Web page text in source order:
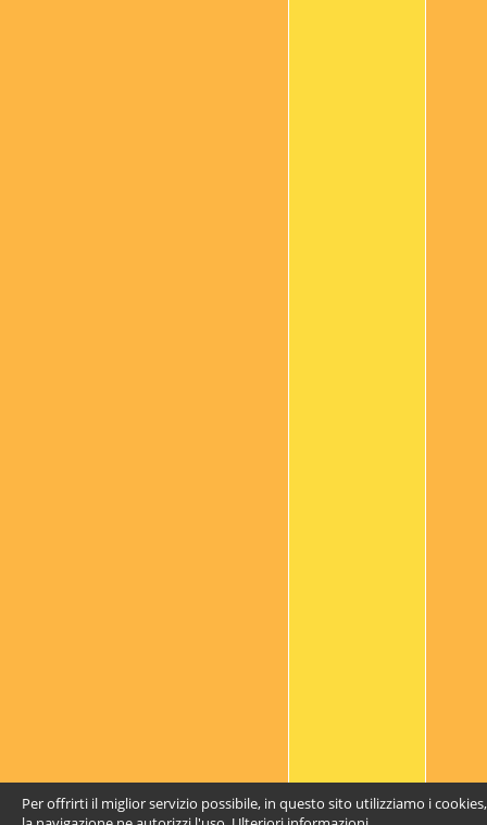
Per offrirti il miglior servizio possibile, in questo sito utilizziamo i